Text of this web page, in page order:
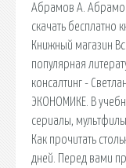
Абрамов А.
скачать бесплатно
Книжный магазин
популярная
консалтинг -
ЭКОНОМИКЕ. В
сериалы,
Как прочитать
дней. Перед вами